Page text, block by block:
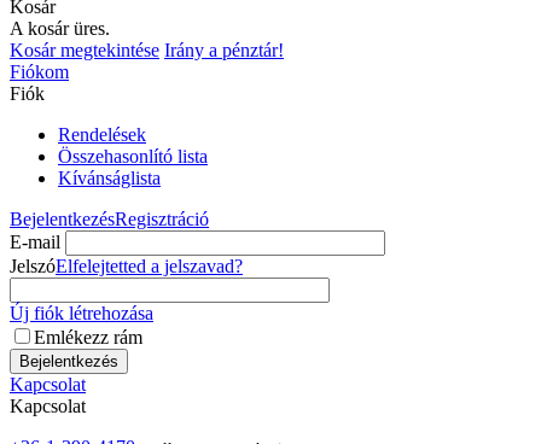
Kosár
A kosár üres.
Kosár megtekintése Irány a pénztár!
Fiókom
Fiók
Rendelések
Összehasonlító lista
Kívánságlista
BejelentkezésRegisztráció
E-mail
JelszóElfelejtetted a jelszavad?
Új fiók létrehozása
Emlékezz rám
Bejelentkezés
Kapcsolat
Kapcsolat